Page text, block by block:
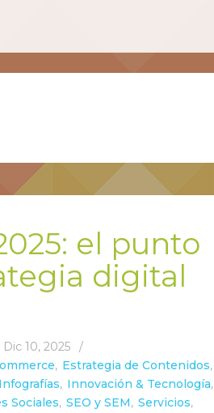
el punto
digital
Dic 10, 2025
/
, Estrategia de Contenidos,
Infografías, Innovación & Tecnología,
Sociales, SEO y SEM, Servicios,